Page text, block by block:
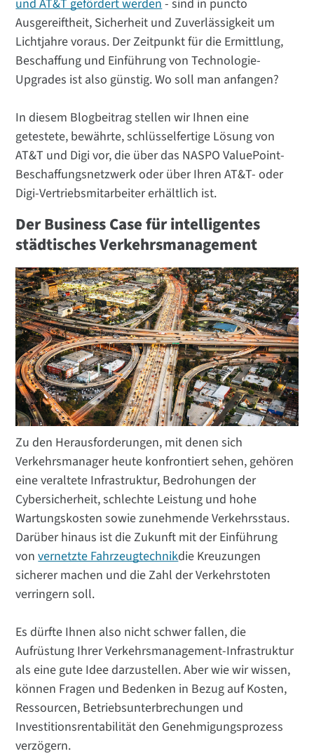
und AT&T gefördert werden - sind in puncto
Ausgereiftheit, Sicherheit und Zuverlässigkeit um
Lichtjahre voraus. Der Zeitpunkt für die Ermittlung,
Beschaffung und Einführung von Technologie-
Upgrades ist also günstig. Wo soll man anfangen?
In diesem Blogbeitrag stellen wir Ihnen eine
getestete, bewährte, schlüsselfertige Lösung von
AT&T und Digi vor, die über das NASPO ValuePoint-
Beschaffungsnetzwerk oder über Ihren AT&T- oder
Digi-Vertriebsmitarbeiter erhältlich ist.
Der Business Case für intelligentes
städtisches Verkehrsmanagement
Zu den Herausforderungen, mit denen sich
Verkehrsmanager heute konfrontiert sehen, gehören
eine veraltete Infrastruktur, Bedrohungen der
Cybersicherheit, schlechte Leistung und hohe
Wartungskosten sowie zunehmende Verkehrsstaus.
Darüber hinaus ist die Zukunft mit der Einführung
vonvernetzte Fahrzeugtechnikdie Kreuzungen
sicherer machen und die Zahl der Verkehrstoten
verringern soll.
Es dürfte Ihnen also nicht schwer fallen, die
Aufrüstung Ihrer Verkehrsmanagement-Infrastruktur
als eine gute Idee darzustellen. Aber wie wir wissen,
können Fragen und Bedenken in Bezug auf Kosten,
Ressourcen, Betriebsunterbrechungen und
Investitionsrentabilität den Genehmigungsprozess
verzögern.